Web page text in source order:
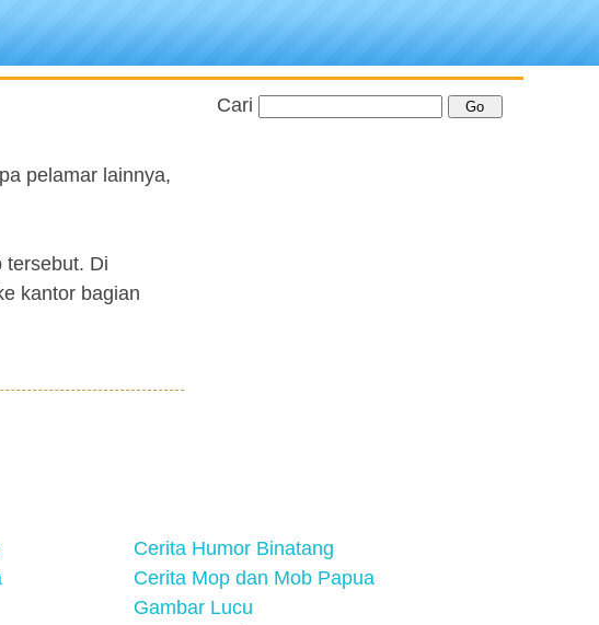
pelamar lainnya,
tersebut. Di
kantor bagian
Cari
Cerita Humor Binatang
Cerita Mop dan Mob Papua
Gambar Lucu